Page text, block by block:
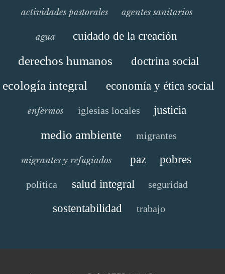
actividades pastorales agentes sanitarios
agua cuidado de la creación
derechos humanos doctrina social
ecología integral economía y ética social
enfermos iglesias locales justicia
medio ambiente migrantes
migrantes y refugiados paz pobres
política salud integral seguridad
sostentabilidad trabajo